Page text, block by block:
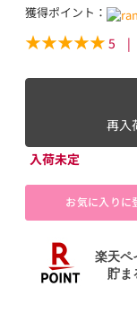
獲得ポイント：
5 |
再入
入荷未定
お気に入りに